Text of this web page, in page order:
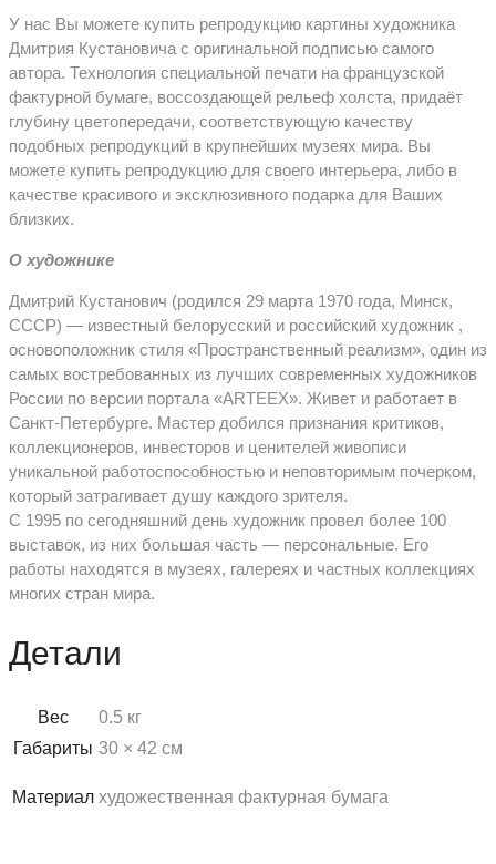
У нас Вы можете купить репродукцию картины художника
Дмитрия Кустановича с оригинальной подписью самого
автора. Технология специальной печати на французской
фактурной бумаге, воссоздающей рельеф холста, придаёт
глубину цветопередачи, соответствующую качеству
подобных репродукций в крупнейших музеях мира. Вы
можете купить репродукцию для своего интерьера, либо в
качестве красивого и эксклюзивного подарка для Ваших
близких.
О художнике
Дмитрий Кустанович (родился 29 марта 1970 года, Минск,
СССР) — известный белорусский и российский художник ,
основоположник стиля «Пространственный реализм», один из
самых востребованных из лучших современных художников
России по версии портала «ARTEEX». Живет и работает в
Санкт-Петербурге. Мастер добился признания критиков,
коллекционеров, инвесторов и ценителей живописи
уникальной работоспособностью и неповторимым почерком,
который затрагивает душу каждого зрителя.
С 1995 по сегодняшний день художник провел более 100
выставок, из них большая часть — персональные. Его
работы находятся в музеях, галереях и частных коллекциях
многих стран мира.
Детали
Вес
0.5 кг
Габариты 30 × 42 см
Материал художественная фактурная бумага